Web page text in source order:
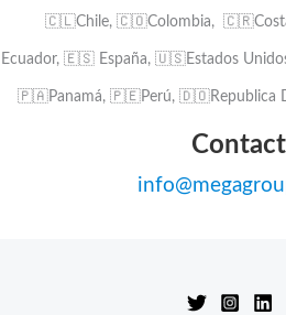
🇨🇱Chile, 🇨🇴Colombia,
Ecuador, 🇪🇸 España, 🇺🇸Estados
🇵🇦Panamá, 🇵🇪Perú, 🇩🇴Republica